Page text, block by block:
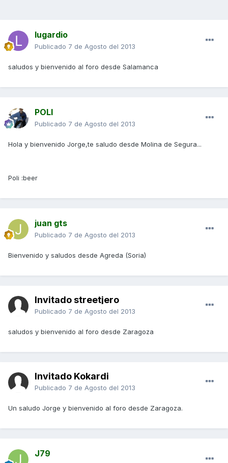
lugardio
Publicado 7 de Agosto del 2013
saludos y bienvenido al foro desde Salamanca
POLI
Publicado 7 de Agosto del 2013
Hola y bienvenido Jorge,te saludo desde Molina de Segura...
Poli :beer
juan gts
Publicado 7 de Agosto del 2013
Bienvenido y saludos desde Agreda (Soria)
Invitado streetjero
Publicado 7 de Agosto del 2013
saludos y bienvenido al foro desde Zaragoza
Invitado Kokardi
Publicado 7 de Agosto del 2013
Un saludo Jorge y bienvenido al foro desde Zaragoza.
J79